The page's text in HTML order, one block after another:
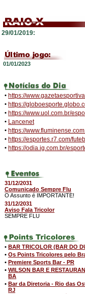
29/01/2019:
01/01/2023
• https://
• https://
• https://www.uol.com.br/
• Lancenet
• https://
• https://esportes.r7.com/
• https://odia.ig.com.br/
31/12/2031
Comunicado Sempre Flu
O Assunto é IMPORTANTE!
31/12/2031
Aviso Fala Tricolor
SEMPRE FLU
• BAR TRICOLOR (BAR DO
• Os Points Tricolores pelo
• Premiere Sports Bar - PR
• WILSON BAR E
BA
• Bar da Diretoria - Rio das
RJ